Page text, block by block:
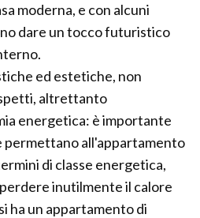
moderna, e con alcuni
dare un tocco futuristico
ed estetiche, non
altrettanto
energetica: è importante
permettano all'appartamento
di classe energetica,
inutilmente il calore
ha un appartamento di